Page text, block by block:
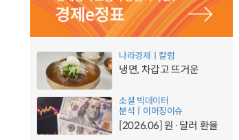
나라경제ㅣ칼럼
냉면, 차갑고 뜨거운
소셜 빅데이터
분석ㅣ이머징이슈
[2026.06] 원·달러 환율